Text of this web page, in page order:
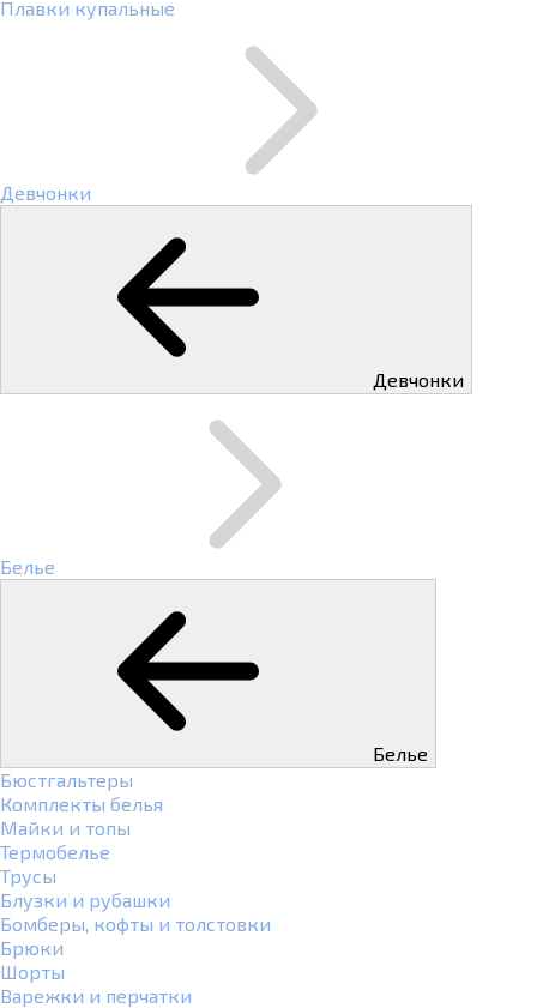
Плавки купальные
Девчонки
Девчонки
Белье
Белье
Бюстгальтеры
Комплекты белья
Майки и топы
Термобелье
Трусы
Блузки и рубашки
Бомберы, кофты и толстовки
Брюки
Шорты
Варежки и перчатки